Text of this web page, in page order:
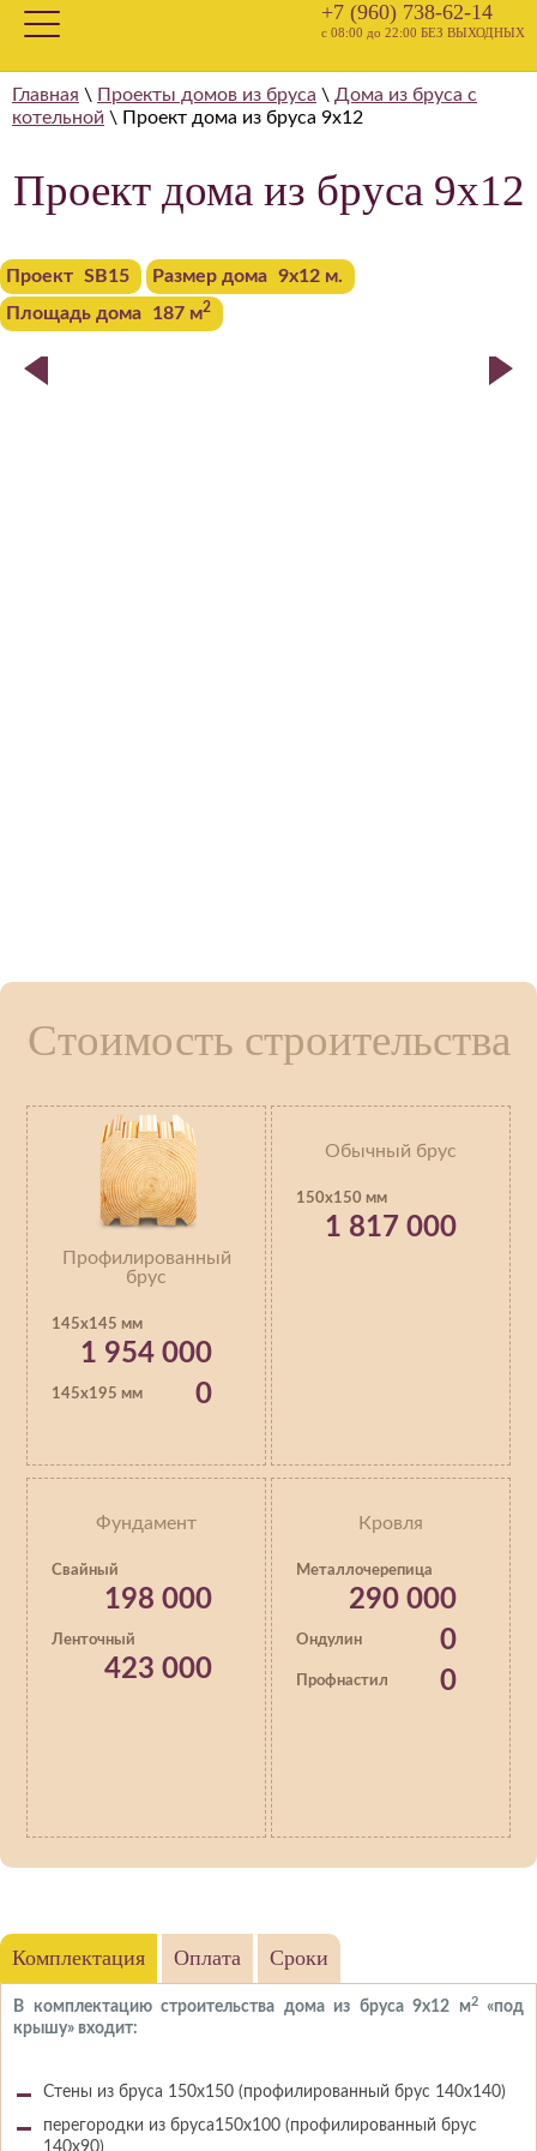
+7 (960) 738-62-14
с 08:00 до 22:00 БЕЗ ВЫХОДНЫХ
Главная \ Проекты домов из бруса \ Дома из бруса с
котельной \ Проект дома из бруса 9х12
Проект дома из бруса 9х12
Проект SB15 Размер дома 9x12 м.
Площадь дома
187 м2
Стоимость строительства
Профилированный
брус
145х145 мм
1 954 000
145х195 мм 0
Обычный брус
150х150 мм
1 817 000
Фундамент
Свайный
198 000
Ленточный
423 000
Кровля
Металлочерепица
290 000
Ондулин 0
Профнастил 0
Комплектация Оплата Сроки
В комплектацию строительства дома из бруса 9х12 м2«под
крышу» входит:
Стены из бруса 150х150 (профилированный брус 140х140)
перегородки из бруса150х100 (профилированный брус
140х90)